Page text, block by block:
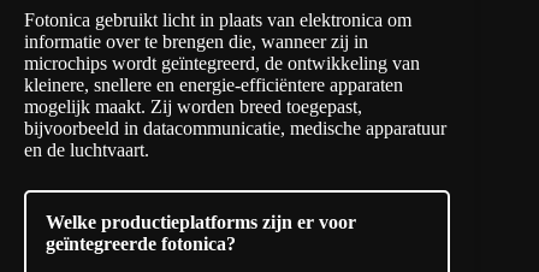
Fotonica gebruikt licht in plaats van elektronica om
informatie over te brengen die, wanneer zij in
microchips wordt geïntegreerd, de ontwikkeling van
kleinere, snellere en energie-efficiëntere apparaten
mogelijk maakt. Zij worden breed toegepast,
bijvoorbeeld in datacommunicatie, medische apparatuur
en de luchtvaart.
Welke productieplatforms zijn er voor
geïntegreerde fotonica?